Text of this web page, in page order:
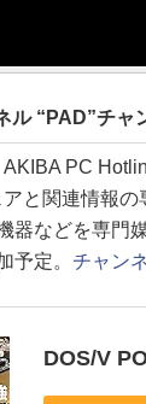
ル “PAD”チャ
PC
と関連情報の
器などを専門
予定。 チャン
DOS/V